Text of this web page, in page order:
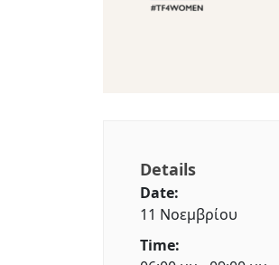
Details
Date:
11 Νοεμβρίου
Time: